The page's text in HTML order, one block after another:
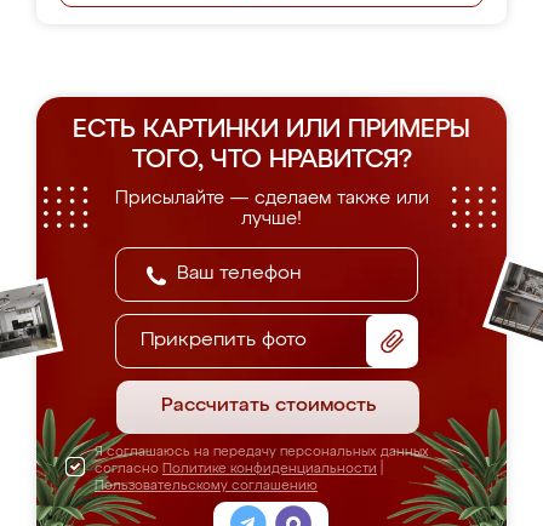
ЕСТЬ КАРТИНКИ ИЛИ ПРИМЕРЫ
ТОГО, ЧТО НРАВИТСЯ?
Присылайте — сделаем также или
лучше!
Прикрепить фото
Рассчитать стоимость
Я соглашаюсь на передачу персональных данных
согласно Политике конфиденциальности
Пользовательскому соглашению